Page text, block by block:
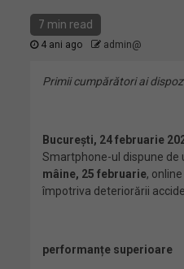
7 min read
4 ani ago admin@
Primii cumpărători ai
București, 24 februarie
Smartphone-ul dispune de
mâine, 25 februarie,
împotriva deteriorării
performanțe superioare